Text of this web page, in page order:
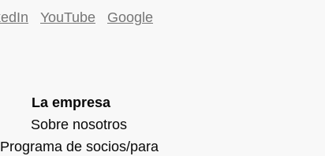
YouTube Google
La empresa
Sobre nosotros
Programa de socios/para